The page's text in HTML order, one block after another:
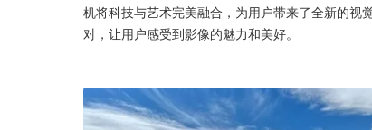
机将科技与艺术完美融合，为用户带来了全新的视
对，让用户感受到影像的魅力和美好。